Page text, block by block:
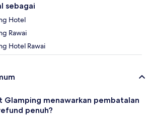
sebagai
Hotel
Rawai
Hotel Rawai
Glamping menawarkan pembatalan
penuh?